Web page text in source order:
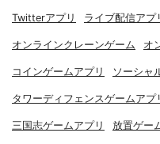
Twitterアプリ ライブ配信アプ
オンラインクレーンゲーム オ
コインゲームアプリ ソーシャ
タワーディフェンスゲームアプ
三国志ゲームアプリ 放置ゲー